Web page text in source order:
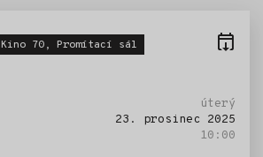
Kino 70, Promítací sál
úterý
23. prosinec 2025
10:00